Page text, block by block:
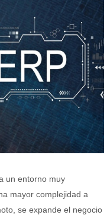
un entorno muy
mayor complejidad a
se expande el negocio